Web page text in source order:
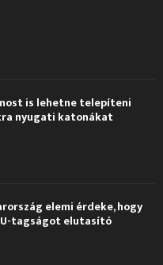
is lehetne telepíteni
nyugati katonákat
elemi érdeke, hogy
tagságot elutasító